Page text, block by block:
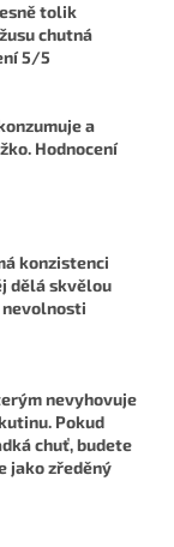
tolik
chutná
5/5
a
Hodnocení
konzistenci
dělá skvělou
nevyhovuje
Pokud
chuť, budete
jako zředěný